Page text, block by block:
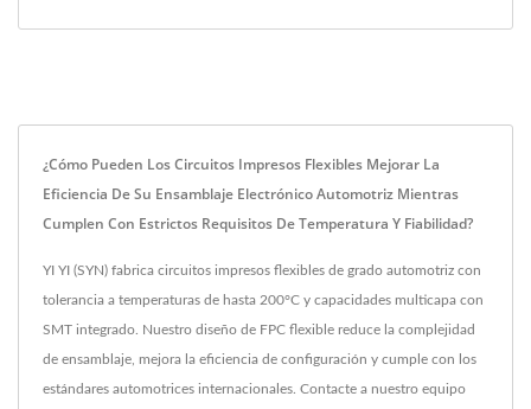
¿Cómo Pueden Los Circuitos Impresos Flexibles Mejorar La
Eficiencia De Su Ensamblaje Electrónico Automotriz Mientras
Cumplen Con Estrictos Requisitos De Temperatura Y Fiabilidad?
YI YI (SYN) fabrica circuitos impresos flexibles de grado automotriz con
tolerancia a temperaturas de hasta 200°C y capacidades multicapa con
SMT integrado. Nuestro diseño de FPC flexible reduce la complejidad
de ensamblaje, mejora la eficiencia de configuración y cumple con los
estándares automotrices internacionales. Contacte a nuestro equipo